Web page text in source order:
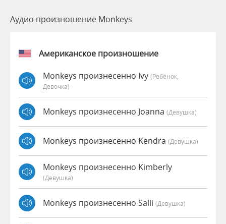
Аудио произношение Monkeys
Американское произношение
Monkeys произнесенно Ivy (Ребёнок,
Девочка)
Monkeys произнесенно Joanna (девушка)
Monkeys произнесенно Kendra (девушка)
Monkeys произнесенно Kimberly
(девушка)
Monkeys произнесенно Salli (девушка)